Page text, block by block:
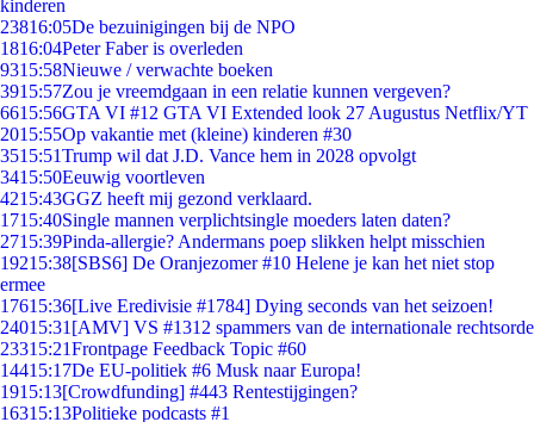
kinderen
23816:05De bezuinigingen bij de NPO
1816:04Peter Faber is overleden
9315:58Nieuwe / verwachte boeken
3915:57Zou je vreemdgaan in een relatie kunnen vergeven?
6615:56GTA VI #12 GTA VI Extended look 27 Augustus Netflix/YT
2015:55Op vakantie met (kleine) kinderen #30
3515:51Trump wil dat J.D. Vance hem in 2028 opvolgt
3415:50Eeuwig voortleven
4215:43GGZ heeft mij gezond verklaard.
1715:40Single mannen verplichtsingle moeders laten daten?
2715:39Pinda-allergie? Andermans poep slikken helpt misschien
19215:38[SBS6] De Oranjezomer #10 Helene je kan het niet stop
ermee
17615:36[Live Eredivisie #1784] Dying seconds van het seizoen!
24015:31 [AMV] VS #1312 spammers van de internationale rechtsorde
23315:21Frontpage Feedback Topic #60
14415:17De EU-politiek #6 Musk naar Europa!
1915:13[Crowdfunding] #443 Rentestijgingen?
16315:13Politieke podcasts #1